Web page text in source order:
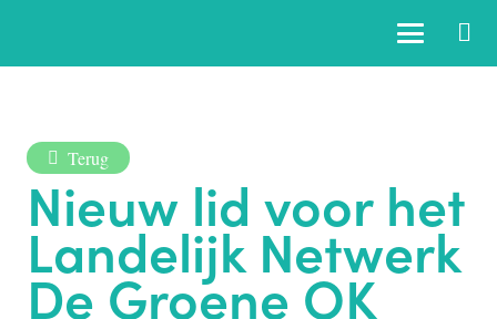
Terug
Nieuw lid voor het
Landelijk Netwerk
De Groene OK